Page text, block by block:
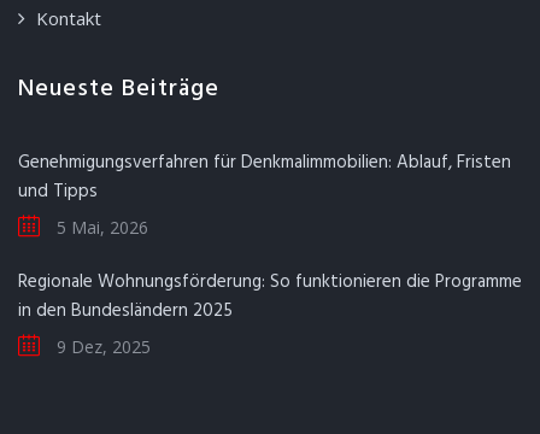
Kontakt
Neueste Beiträge
Genehmigungsverfahren für Denkmalimmobilien: Ablauf, Fristen
und Tipps
5 Mai, 2026
Regionale Wohnungsförderung: So funktionieren die Programme
in den Bundesländern 2025
9 Dez, 2025